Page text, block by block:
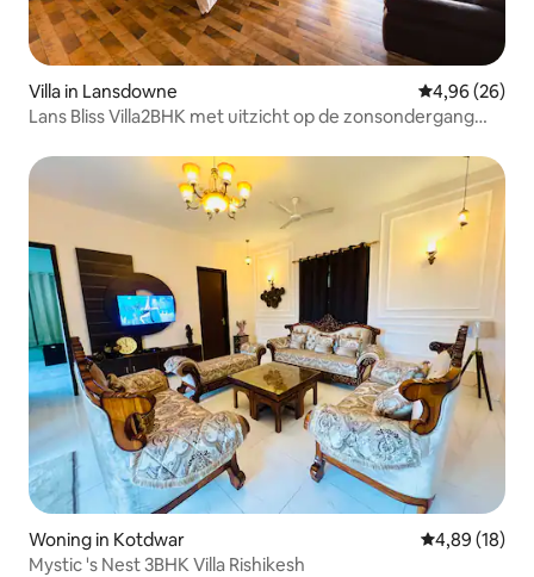
Villa in Lansdowne Gemiddelde
4,96 (26)
Lans Bliss Villa2BHK met uitzicht op de zonsondergang
Woning in Kotdwar Gemiddelde
4,89 (18)
Mystic 's Nest 3BHK Villa Rishikesh